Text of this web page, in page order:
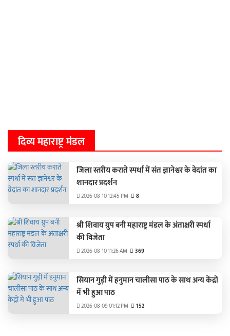
दिव्य महाराष्ट्र मंडल
जिला स्तरीय कराते स्पर्धा में संत ज्ञानेश्वर के वेदांत का
शानदार प्रदर्शन
2026-08-10 12:45 PM 8
श्री शिवाय ग्रुप बनी महाराष्ट्र मंडल के अंताक्षरी स्‍पर्धा
की विजेता
2026-08-10 11:26 AM 369
सियान गुड़ी में हनुमान चालीसा पाठ के साथ अन्य केंद्रों
में भी हुआ पाठ
2026-08-09 01:12 PM 152